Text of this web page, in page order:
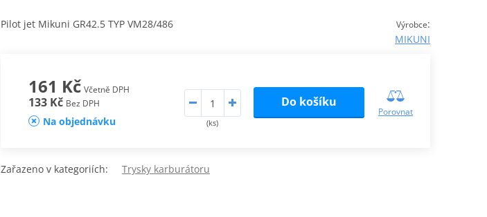
Výrobce:
MIKUNI
Pilot jet Mikuni GR42.5 TYP VM28/486
161 Kč Včetně DPH
133 Kč Bez DPH
Na objednávku (ks)
Do košíku
Porovnat
Zařazeno v kategoriích: Trysky karburátoru